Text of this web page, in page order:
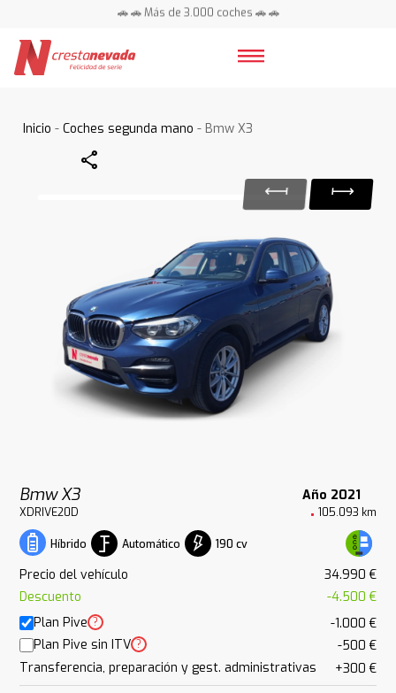
🚗 🚗 Más de 3.000 coches 🚗 🚗
Inicio -Coches segunda mano - Bmw X3
Share
Bmw X3 Año 2021
XDRIVE20D 105.093 km
Híbrido Automático 190 cv
Precio del vehículo
34.990 €
Descuento
-4.500 €
Plan Pive ?
-1.000 €
Plan Pive sin ITV ?
-500 €
Transferencia, preparación y gest. administrativas
+300 €